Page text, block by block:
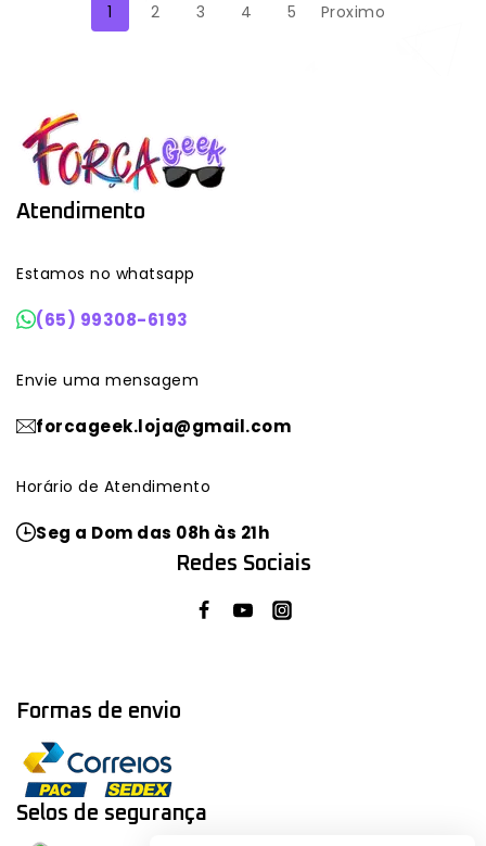
1 2 3 4 5 Proximo
Atendimento
Estamos no whatsapp
(65) 99308-6193
Envie uma mensagem
forcageek.loja@gmail.com
Horário de Atendimento
Seg a Dom das 08h às 21h
Redes Sociais
Formas de envio
Selos de segurança